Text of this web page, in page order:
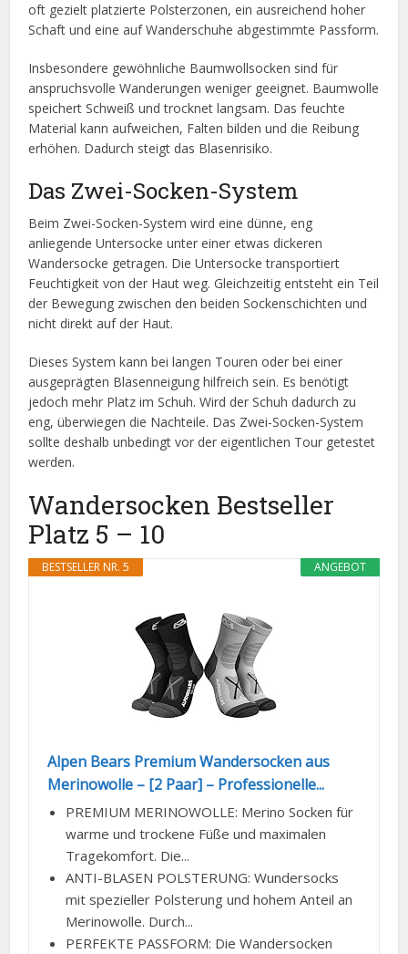
oft gezielt platzierte Polsterzonen, ein ausreichend hoher
Schaft und eine auf Wanderschuhe abgestimmte Passform.
Insbesondere gewöhnliche Baumwollsocken sind für
anspruchsvolle Wanderungen weniger geeignet. Baumwolle
speichert Schweiß und trocknet langsam. Das feuchte
Material kann aufweichen, Falten bilden und die Reibung
erhöhen. Dadurch steigt das Blasenrisiko.
Das Zwei-Socken-System
Beim Zwei-Socken-System wird eine dünne, eng
anliegende Untersocke unter einer etwas dickeren
Wandersocke getragen. Die Untersocke transportiert
Feuchtigkeit von der Haut weg. Gleichzeitig entsteht ein Teil
der Bewegung zwischen den beiden Sockenschichten und
nicht direkt auf der Haut.
Dieses System kann bei langen Touren oder bei einer
ausgeprägten Blasenneigung hilfreich sein. Es benötigt
jedoch mehr Platz im Schuh. Wird der Schuh dadurch zu
eng, überwiegen die Nachteile. Das Zwei-Socken-System
sollte deshalb unbedingt vor der eigentlichen Tour getestet
werden.
Wandersocken Bestseller
Platz 5 – 10
ANGEBOT
BESTSELLER NR. 5
Alpen Bears Premium Wandersocken aus
Merinowolle – [2 Paar] – Professionelle...
PREMIUM MERINOWOLLE: Merino Socken für
warme und trockene Füße und maximalen
Tragekomfort. Die...
ANTI-BLASEN POLSTERUNG: Wundersocks
mit spezieller Polsterung und hohem Anteil an
Merinowolle. Durch...
PERFEKTE PASSFORM: Die Wandersocken